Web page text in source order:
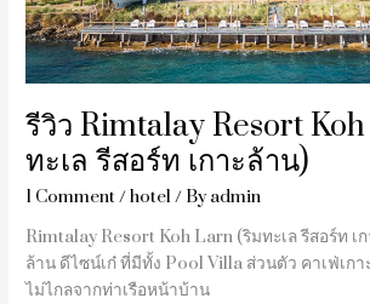
รีวิว Rimtalay Resort
ทะเล รีสอร์ท เกาะล้าน)
1 Comment/hotel/ Byadmin
Rimtalay Resort Koh Larn (ริมทะเล รีสอร์ท เ
ล้าน ดีไซน์เก๋ ที่มีทั้ง Pool Villa ส่วนตัว คาเฟ่เกา
ไม่ไกลจากท่าเรือหน้าบ้าน
รีสอร์ท
เกาะ
ล้าน)